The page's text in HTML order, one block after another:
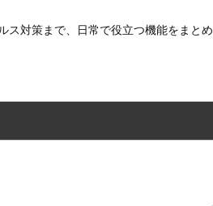
ス対策まで、日常で役立つ機能をまと